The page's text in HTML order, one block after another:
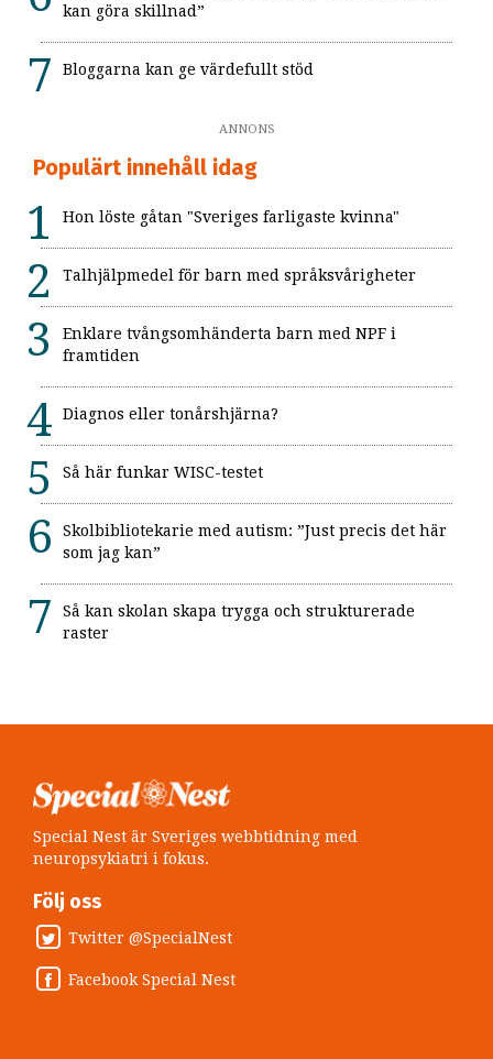
kan göra skillnad”
Bloggarna kan ge värdefullt stöd
ANNONS
Populärt innehåll idag
Hon löste gåtan "Sveriges farligaste kvinna"
Talhjälpmedel för barn med språksvårigheter
Enklare tvångsomhänderta barn med NPF i
framtiden
Diagnos eller tonårshjärna?
Så här funkar WISC-testet
Skolbibliotekarie med autism: ”Just precis det här
som jag kan”
Så kan skolan skapa trygga och strukturerade
raster
Special Nest är Sveriges webbtidning med
neuropsykiatri i fokus.
Följ oss
Twitter @SpecialNest
Facebook Special Nest